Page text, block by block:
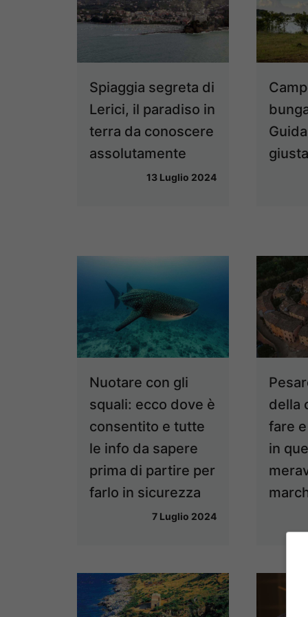
Spiaggia segreta di
Lerici, il paradiso in
terra da conoscere
assolutamente
13 Luglio 2024
giusta
Nuotare con gli
squali: ecco dove è
consentito e tutte
le info da sapere
prima di partire per
farlo in sicurezza
7 Luglio 2024
della
fare
in